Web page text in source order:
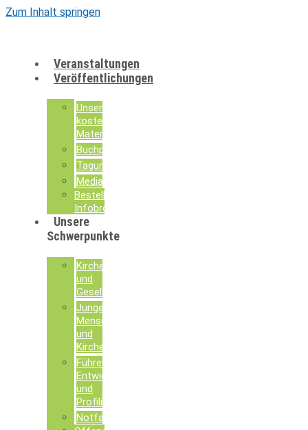
Zum Inhalt springen
Veranstaltungen
Veröffentlichungen
Unsere
kostenlosen
Materialien
Buchpublikationen
Tagungsdokumentationen
Mediathek
Bestellung
Infobroschüren
Unsere
Schwerpunkte
Kirche
und
Gesellschaft
Junge
Menschen
und
Kirche
Führen,
Entwickeln
und
Profilieren
Notfallseelsorge